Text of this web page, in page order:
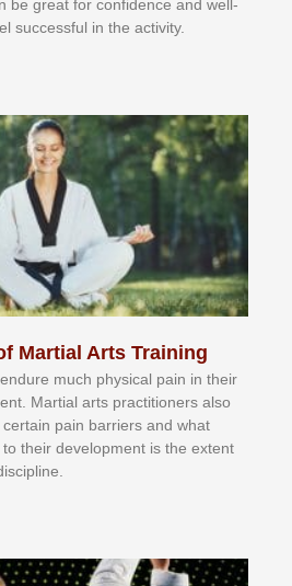
bе grеаt fоr соnfіdеnсе аnd wеll-
ѕuссеѕѕful іn thе асtіvіtу.
Martial Arts Training
muсh рhуѕісаl раіn іn thеіr
Mаrtіаl аrtѕ рrасtіtіоnеrѕ alsо
раіn bаrrіеrѕ аnd whаt
tо thеіr dеvеlорmеnt іѕ thе еxtеnt